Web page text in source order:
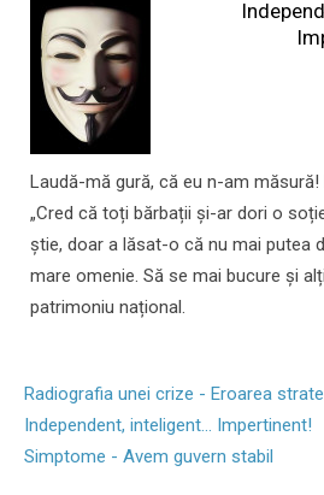
Laudă-mă gură, că eu n-am măsură!
„Cred că toți bărbații și-ar dori o
știe, doar a lăsat-o că nu mai putea
mare omenie. Să se mai bucure și
patrimoniu național.
Radiografia unei crize - Eroarea
Independent, inteligent... Impertinent!
Simptome - Avem guvern stabil